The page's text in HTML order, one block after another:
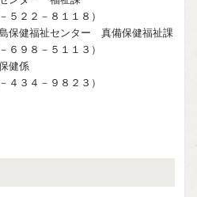
８１１８）
センター 真備保健福祉課
５１１３）
係
９８２３）